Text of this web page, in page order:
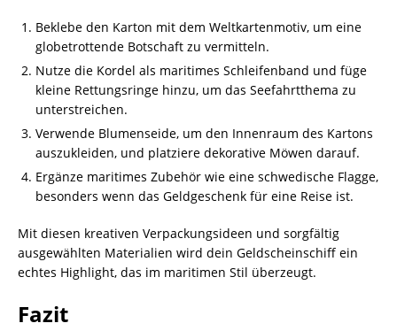
Beklebe den Karton mit dem Weltkartenmotiv, um eine
globetrottende Botschaft zu vermitteln.
Nutze die Kordel als maritimes Schleifenband und füge
kleine Rettungsringe hinzu, um das Seefahrtthema zu
unterstreichen.
Verwende Blumenseide, um den Innenraum des Kartons
auszukleiden, und platziere dekorative Möwen darauf.
Ergänze maritimes Zubehör wie eine schwedische Flagge,
besonders wenn das Geldgeschenk für eine Reise ist.
Mit diesen kreativen Verpackungsideen und sorgfältig
ausgewählten Materialien wird dein Geldscheinschiff ein
echtes Highlight, das im maritimen Stil überzeugt.
Fazit